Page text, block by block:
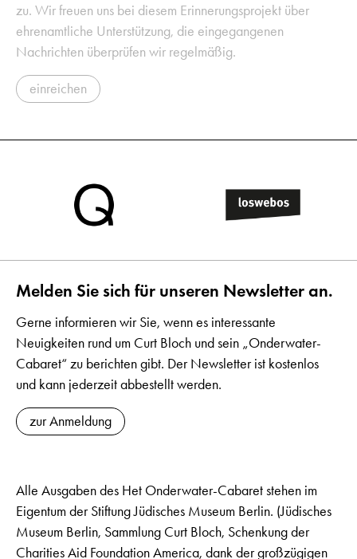
zu. Wir freuen uns bei diesem Erinnerungsprojekt über
ehrenamtliche Unterstützung, die eingegangenen
Nachrichten überprüfen wir regelmäßig.
einreichen
Melden Sie sich für unseren Newsletter an.
Gerne informieren wir Sie, wenn es interessante
Neuigkeiten rund um Curt Bloch und sein „Onderwater-
Cabaret“ zu berichten gibt. Der Newsletter ist kostenlos
und kann jederzeit abbestellt werden.
zur Anmeldung
Alle Ausgaben des Het Onderwater-Cabaret stehen im
Eigentum der Stiftung Jüdisches Museum Berlin. (Jüdisches
Museum Berlin, Sammlung Curt Bloch, Schenkung der
Charities Aid Foundation America, dank der großzügigen